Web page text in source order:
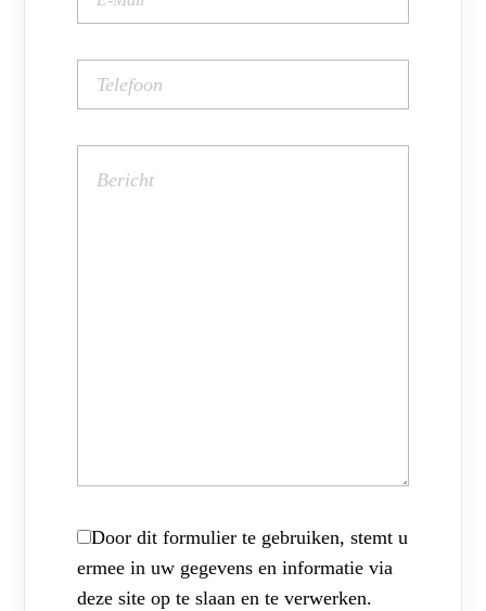
Door dit formulier te gebruiken, stemt u
ermee in uw gegevens en informatie via
deze site op te slaan en te verwerken.